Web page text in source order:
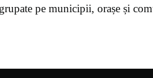
pe municipii, orașe și